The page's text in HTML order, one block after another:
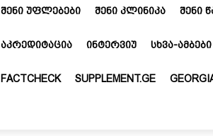
ᲨᲔᲜᲘ ᲣᲤᲚᲔᲑᲔᲑᲘ ᲨᲔᲜᲘ ᲙᲚᲘᲜᲘᲙᲐ ᲨᲔᲜᲘ
ᲐᲙᲠᲔᲓᲘᲢᲐᲪᲘᲐ ᲘᲜᲢᲔᲠᲕᲘᲣ ᲡᲮᲕᲐ-ᲐᲛᲑᲔᲑᲘ
FACTCHECK SUPPLEMENT.GE